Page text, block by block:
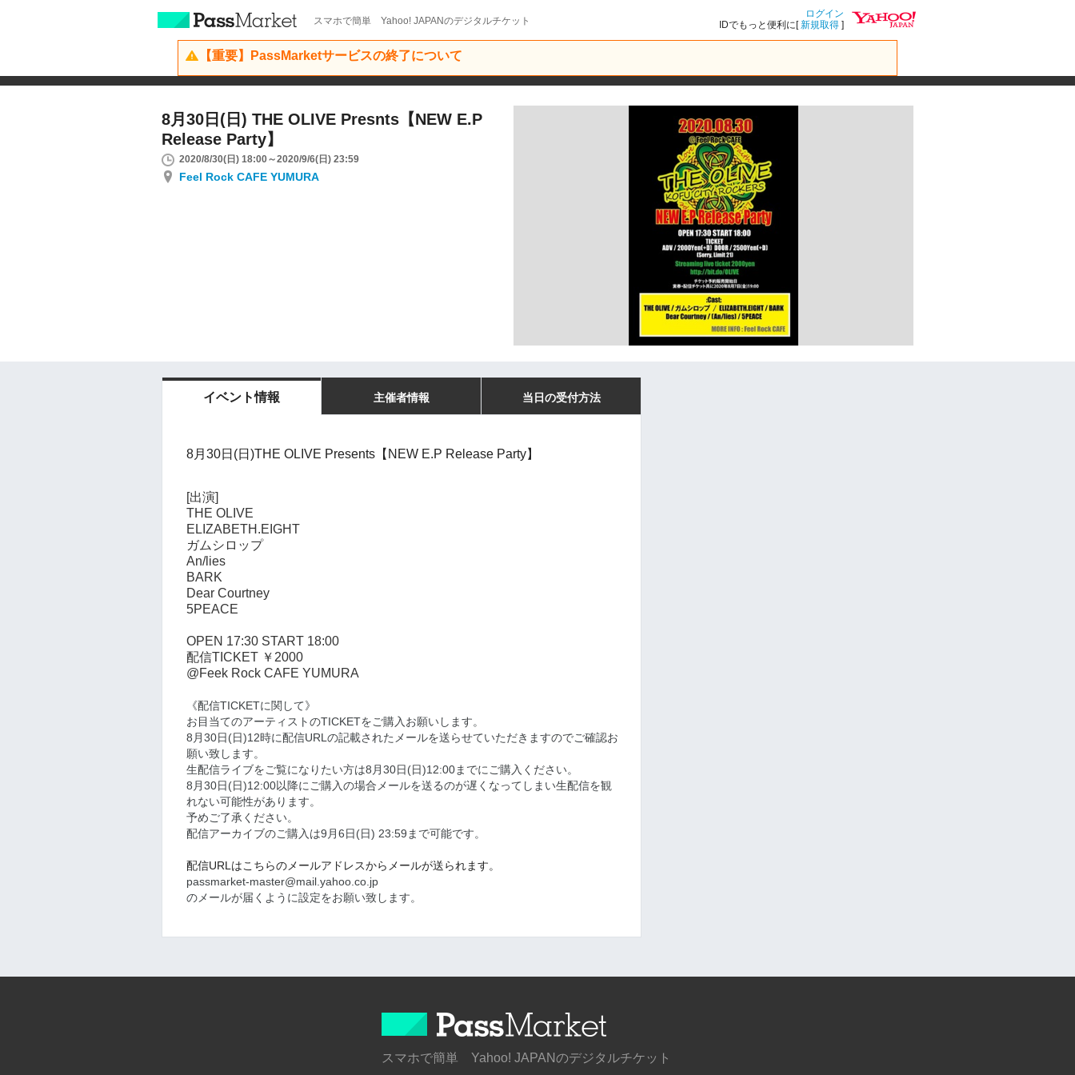
スマホで簡単 Yahoo! JAPANのデジタルチケット
ログイン
IDでもっと便利に[新規取得 ]
【重要】PassMarketサービスの終了について
8月30日(日) THE OLIVE Presnts【NEW E.P
Release Party】
2020/8/30(日) 18:00～2020/9/6(日) 23:59
Feel Rock CAFE YUMURA
イベント情報 主催者情報 当日の受付方法
8月30日(日)THE OLIVE Presents【NEW E.P Release Party】
[出演]
THE OLIVE
ELIZABETH.EIGHT
ガムシロップ
An/lies
BARK
Dear Courtney
5PEACE
OPEN 17:30 START 18:00
配信TICKET ￥2000
@Feek Rock CAFE YUMURA
《配信TICKETに関して》
お目当てのアーティストのTICKETをご購入お願いします。
8月30日(日)12時に配信URLの記載されたメールを送らせていただきますのでご確認お
願い致します。
生配信ライブをご覧になりたい方は8月30日(日)12:00までにご購入ください。
8月30日(日)12:00以降にご購入の場合メールを送るのが遅くなってしまい生配信を観
れない可能性があります。
予めご了承ください。
配信アーカイブのご購入は9月6日(日) 23:59まで可能です。
配信URLはこちらのメールアドレスからメールが送られます。
passmarket-master@mail.yahoo.co.jp
のメールが届くように設定をお願い致します。
スマホで簡単 Yahoo! JAPANのデジタルチケット